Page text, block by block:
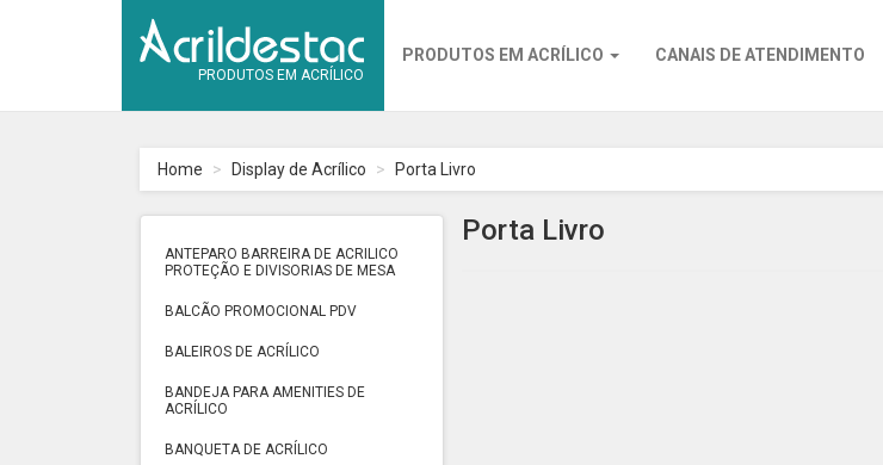
PRODUTOS EM ACRÍLICO
PRODUTOS EM ACRÍLICO CANAIS DE ATENDIMENTO
Home Display de Acrílico Porta Livro
ANTEPARO BARREIRA DE ACRILICO
PROTEÇÃO E DIVISORIAS DE MESA
BALCÃO PROMOCIONAL PDV
BALEIROS DE ACRÍLICO
BANDEJA PARA AMENITIES DE
ACRÍLICO
BANQUETA DE ACRÍLICO
Porta Livro